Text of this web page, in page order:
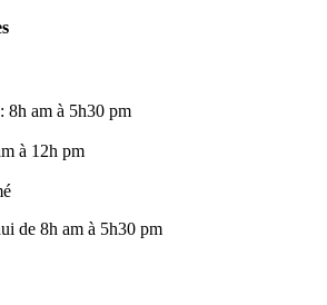
8h am à 5h30 pm
à 12h pm
de 8h am à 5h30 pm